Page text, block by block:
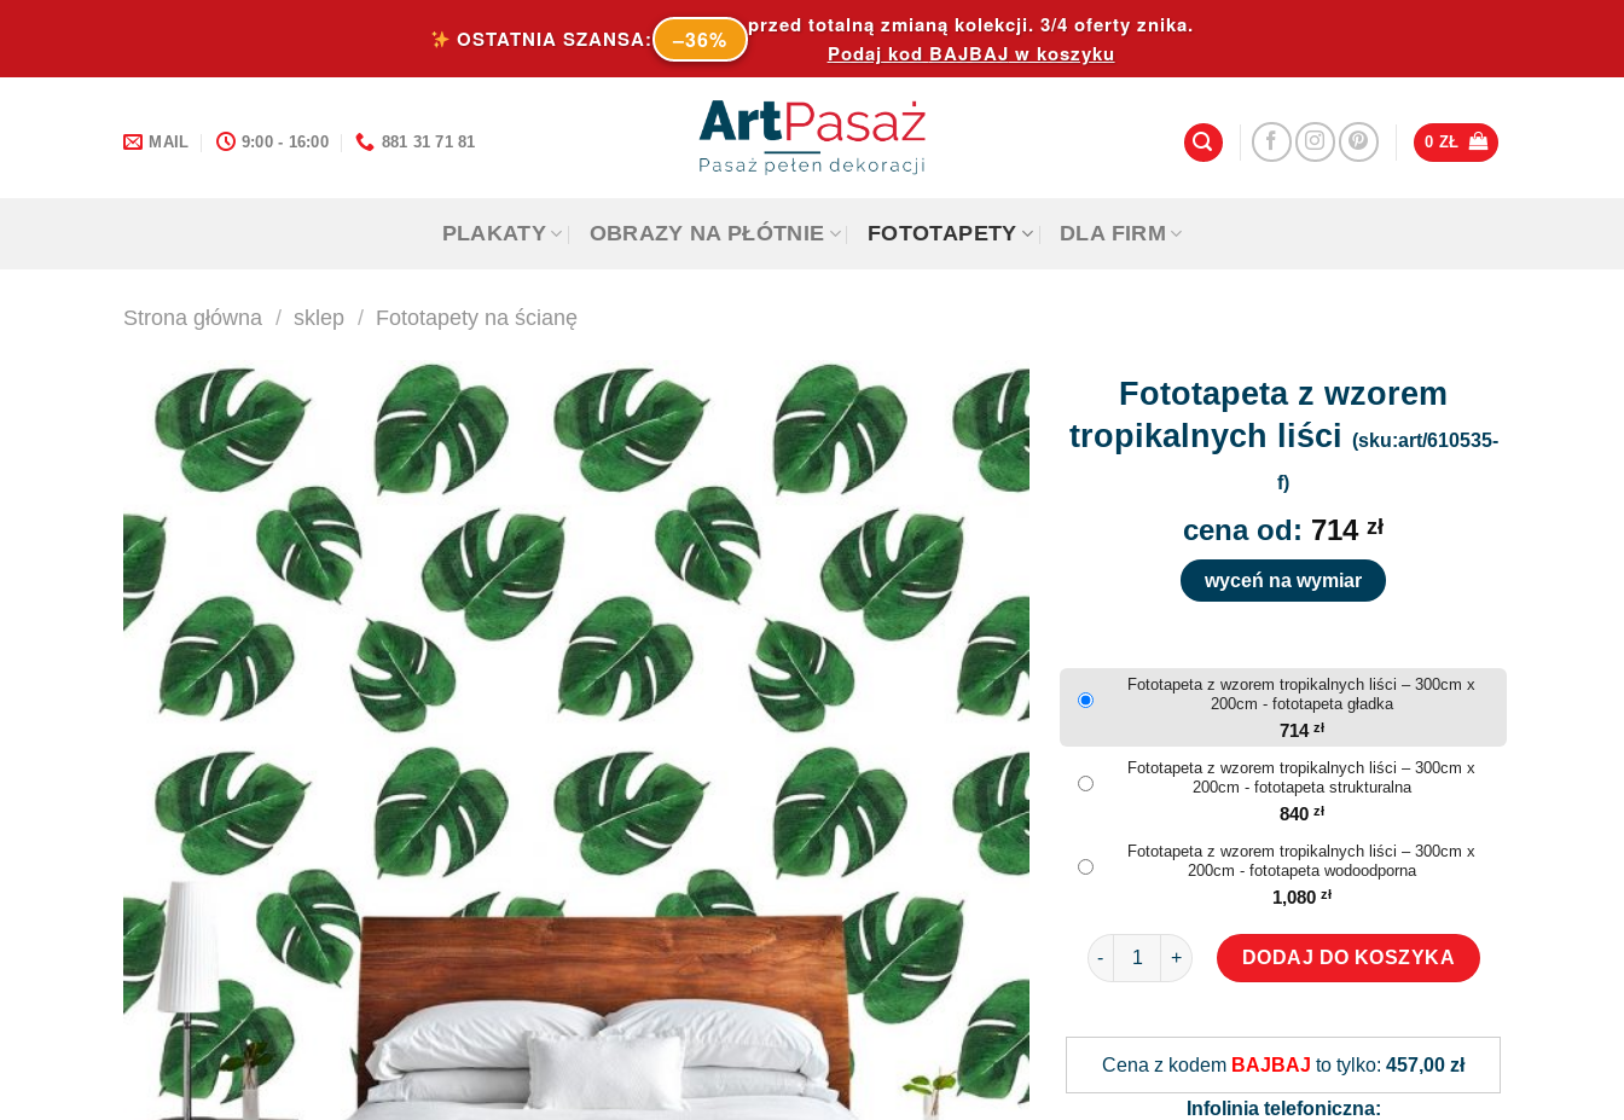
content
OSTATNIA SZANSA: –36%
przed totalną zmianą kolekcji. 3/4 oferty znika.
Podaj kod BAJBAJ w koszyku
MAIL 9:00 - 16:00 881 31 71 81 0 ZŁ
PLAKATY OBRAZY NA PŁÓTNIE FOTOTAPETY DLA FIRM
Strona główna / sklep / Fototapety na ścianę
Fototapeta z wzorem
tropikalnych liści (sku:art/610535-
f)
cena od: 714 zł
wyceń na wymiar
Fototapeta z wzorem tropikalnych liści – 300cm x
200cm - fototapeta gładka
714 zł
Fototapeta z wzorem tropikalnych liści – 300cm x
200cm - fototapeta strukturalna
840 zł
Fototapeta z wzorem tropikalnych liści – 300cm x
200cm - fototapeta wodoodporna
1,080 zł
ilość Fototapeta z wzorem tropikalnych liści
DODAJ DO KOSZYKA
Cena z kodem BAJBAJ to tylko: 457,00 zł
Infolinia telefoniczna: